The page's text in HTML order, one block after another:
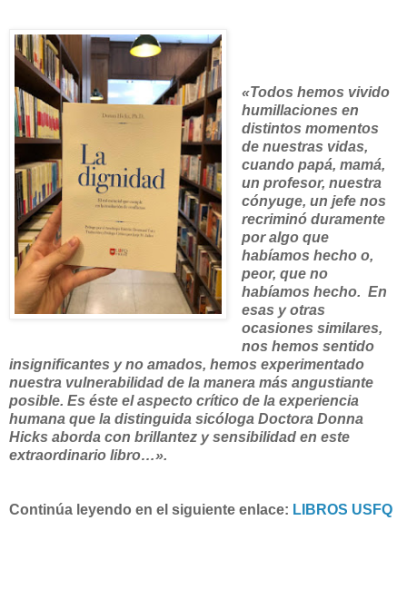
«Todos hemos vivido
humillaciones en
distintos momentos
de nuestras vidas,
cuando papá, mamá,
un profesor, nuestra
cónyuge, un jefe nos
recriminó duramente
por algo que
habíamos hecho o,
peor, que no
habíamos hecho. En
esas y otras
ocasiones similares,
nos hemos sentido
insignificantes y no amados, hemos experimentado
nuestra vulnerabilidad de la manera más angustiante
posible. Es éste el aspecto crítico de la experiencia
humana que la distinguida sicóloga Doctora Donna
Hicks aborda con brillantez y sensibilidad en este
extraordinario libro…».
Continúa leyendo en el siguiente enlace: LIBROS USFQ